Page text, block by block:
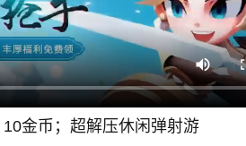
金币；超解压休闲弹射游